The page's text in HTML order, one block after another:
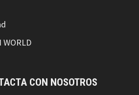
WORLD
CON NOSOTROS